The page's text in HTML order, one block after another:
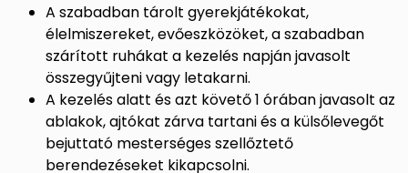
A szabadban tárolt gyerekjátékokat,
élelmiszereket, evőeszközöket, a szabadban
szárított ruhákat a kezelés napján javasolt
összegyűjteni vagy letakarni.
A kezelés alatt és azt követő 1 órában javasolt az
ablakok, ajtókat zárva tartani és a külsőlevegőt
bejuttató mesterséges szellőztető
berendezéseket kikapcsolni.